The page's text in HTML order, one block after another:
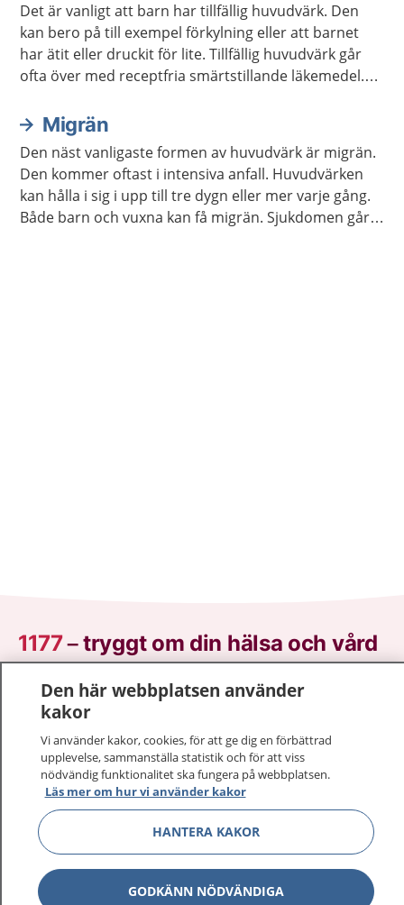
Det är vanligt att barn har tillfällig huvudvärk. Den
kan bero på till exempel förkylning eller att barnet
har ätit eller druckit för lite. Tillfällig huvudvärk går
ofta över med receptfria smärtstillande läkemedel.
Migrän
Den näst vanligaste formen av huvudvärk är migrän.
Den kommer oftast i intensiva anfall. Huvudvärken
kan hålla i sig i upp till tre dygn eller mer varje gång.
Både barn och vuxna kan få migrän. Sjukdomen går
1177–tryggt om din hälsa och vård
På 1177.se får du råd om hälsa och information om
sjukdomar och vilka mottagningar du kan kontakta.
vårdärenden. Ring telefonnummer 1177 för
sjukvårdsrådgivning dygnet runt.
1177 ger dig råd när du vill må bättre.
Den här webbplatsen använder
kakor
Vi använder kakor, cookies, för att ge dig en förbättrad
upplevelse, sammanställa statistik och för att viss
nödvändig funktionalitet ska fungera på webbplatsen.
Läs mer om hur vi använder kakor
HANTERA KAKOR
GODKÄNN NÖDVÄNDIGA